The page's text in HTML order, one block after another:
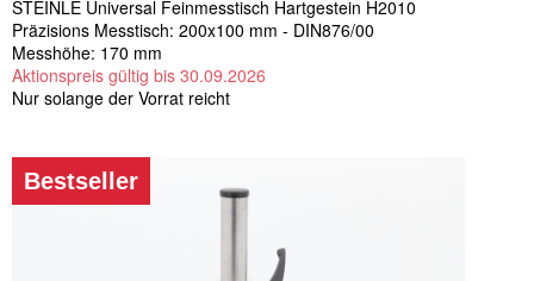
STEINLE Universal Feinmesstisch Hartgestein H2010
Präzisions Messtisch: 200x100 mm - DIN876/00
Messhöhe: 170 mm
Aktionspreis gültig bis 30.09.2026
Nur solange der Vorrat reicht
Bestseller